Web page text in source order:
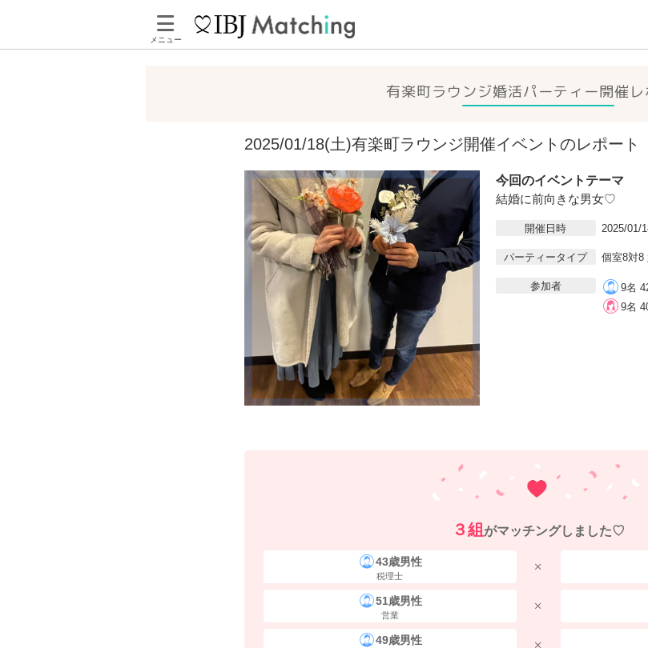
メニュー
有楽町ラウンジ婚活パーティー開催レ
2025/01/18(土)有楽町ラウンジ開催イベントのレポート
今回のイベントテーマ
結婚に前向きな男女♡
開催日時 2025/01/
パーティータイプ 個室8対8
参加者
9名
9名
３組 がマッチングしました♡
43歳男性
税理士
51歳男性
営業
49歳男性